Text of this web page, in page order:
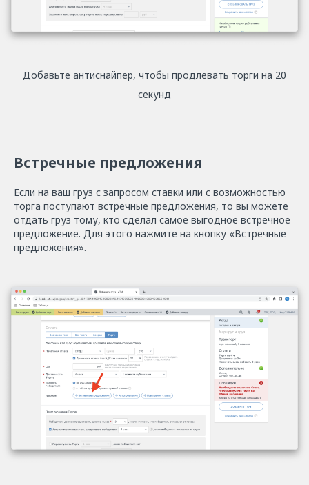
Добавьте антиснайпер, чтобы продлевать торги на 20
секунд
Встречные предложения
Если на ваш груз с запросом ставки или с возможностью
торга поступают встречные предложения, то вы можете
отдать груз тому, кто сделал самое выгодное встречное
предложение. Для этого нажмите на кнопку «Встречные
предложения».